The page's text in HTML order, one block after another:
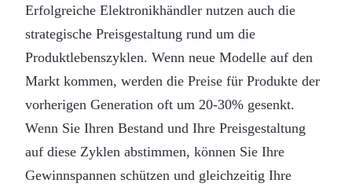
Erfolgreiche Elektronikhändler nutzen auch die
strategische Preisgestaltung rund um die
Produktlebenszyklen. Wenn neue Modelle auf den
Markt kommen, werden die Preise für Produkte der
vorherigen Generation oft um 20-30% gesenkt.
Wenn Sie Ihren Bestand und Ihre Preisgestaltung
auf diese Zyklen abstimmen, können Sie Ihre
Gewinnspannen schützen und gleichzeitig Ihre